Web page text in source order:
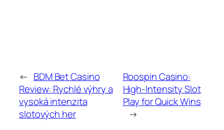
← BDM Bet Casino
Review: Rychlé výhry a
vysoká intenzita
slotových her
Roospin Casino:
High‑Intensity Slot
Play for Quick Wins
→